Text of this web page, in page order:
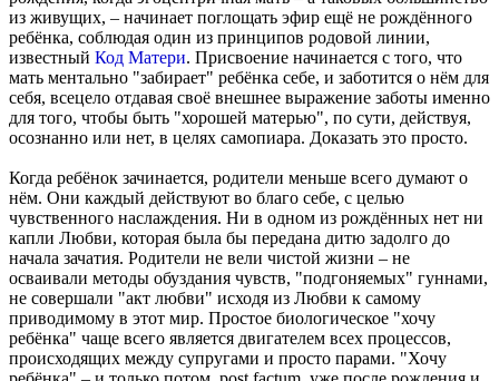
из живущих, – начинает поглощать эфир ещё не рождённого
ребёнка, соблюдая один из принципов родовой линии,
известный Код Матери. Присвоение начинается с того, что
мать ментально "забирает" ребёнка себе, и заботится о нём для
себя, всецело отдавая своё внешнее выражение заботы именно
для того, чтобы быть "хорошей матерью", по сути, действуя,
осознанно или нет, в целях самопиара. Доказать это просто.
Когда ребёнок зачинается, родители меньше всего думают о
нём. Они каждый действуют во благо себе, с целью
чувственного наслаждения. Ни в одном из рождённых нет ни
капли Любви, которая была бы передана дитю задолго до
начала зачатия. Родители не вели чистой жизни – не
осваивали методы обуздания чувств, "подгоняемых" гуннами,
не совершали "акт любви" исходя из Любви к самому
приводимому в этот мир. Простое биологическое "хочу
ребёнка" чаще всего является двигателем всех процессов,
происходящих между супругами и просто парами. "Хочу